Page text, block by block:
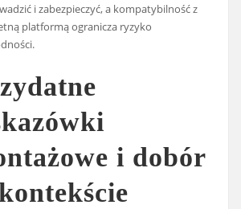
i zabezpieczyć, a kompatybilność z
platformą ogranicza ryzyko
i dobór